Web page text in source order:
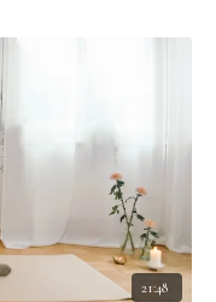
21:48